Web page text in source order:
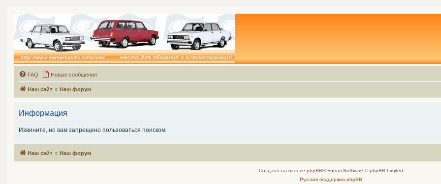
FAQ Новые сообщения
Наш сайт Наш форум
Информация
Извините, но вам запрещено пользоваться поиском.
Наш сайт Наш форум
Создано на основе phpBB® Forum Software © phpBB Limited
Русская поддержка phpBB